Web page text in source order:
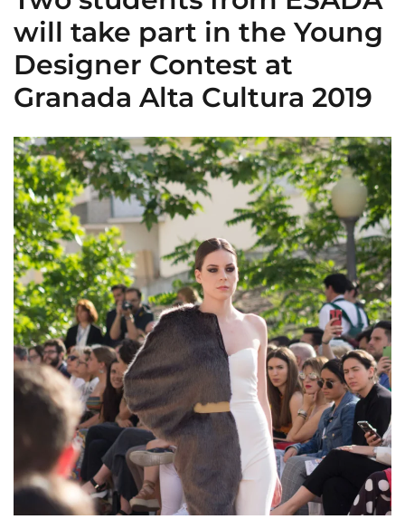
will take part in the Young
Designer Contest at
Granada Alta Cultura 2019